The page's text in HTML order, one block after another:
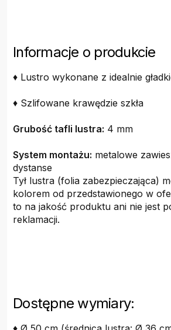
Informacje o produkcie
♦ Lustro wykonane z idealnie
♦ Szlifowane krawędzie szkła
Grubość tafli lustra: 4 mm
System montażu: metalowe
dystanse
Tył lustra (folia zabezpieczająca)
kolorem od przedstawionego w
to na jakość produktu ani nie jest
reklamacji.
Dostępne wymiary: